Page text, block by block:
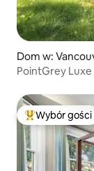
Dom w:
PointGrey Luxe
Wybór gości